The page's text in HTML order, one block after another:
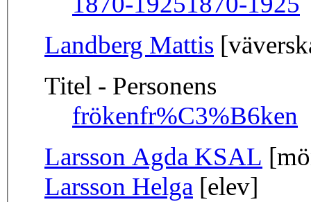
Landberg Mattis
Titel - Personens
frökenfr%C3%B6ken
Larsson Agda KSAL
Larsson Helga [elev]